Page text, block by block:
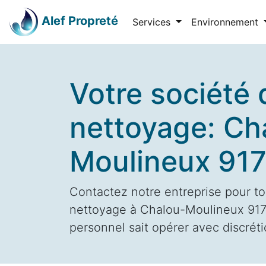
Alef Propreté Services Environnement
Votre société
nettoyage:
Moulineux
Contactez notre entreprise pour
nettoyage à Chalou-Moulineux
personnel sait opérer avec